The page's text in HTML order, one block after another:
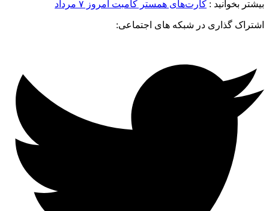
بیشتر بخوانید : کارت‌های همستر کامبت امروز ۷ مرداد
اشتراک گذاری در شبکه های اجتماعی: